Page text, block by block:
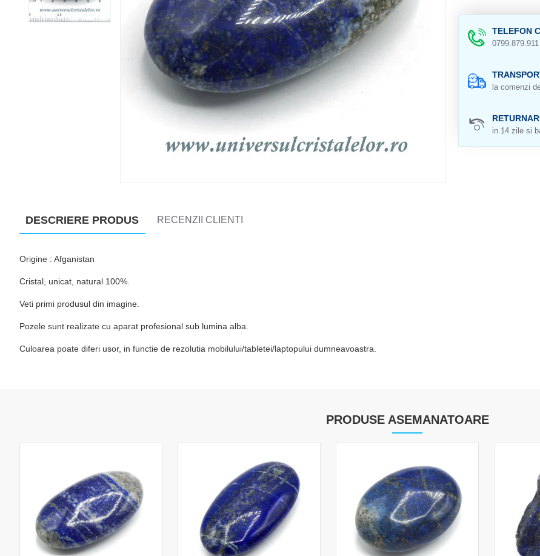
TELEFON
la comenzi
in 14 zile si
DESCRIERE PRODUS RECENZII CLIENTI
Origine : Afganistan
Cristal, unicat, natural 100%.
Veti primi produsul din imagine.
Pozele sunt realizate cu aparat profesional sub lumina alba.
Culoarea poate diferi usor, in functie de rezolutia mobilului/tabletei/laptopului dumneavoastra.
PRODUSE ASEMANATOARE